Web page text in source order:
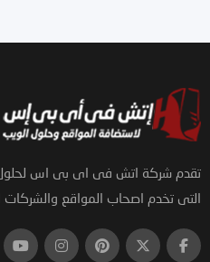
تقدم شركة اتش فى اى بى اس لحلول
التى تخدم اصحاب المواقع والشركات